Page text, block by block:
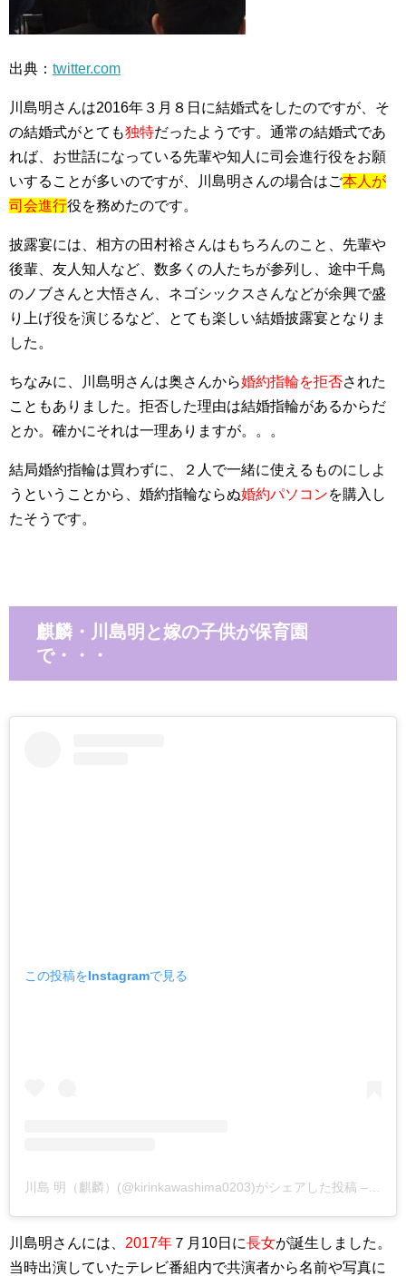
出典： twitter.com
川島明さんは2016年３月８日に結婚式をしたのですが、そ
の結婚式がとても独特だったようです。通常の結婚式であ
れば、お世話になっている先輩や知人に司会進行役をお願
いすることが多いのですが、川島明さんの場合はご本人が
司会進行役を務めたのです。
披露宴には、相方の田村裕さんはもちろんのこと、先輩や
後輩、友人知人など、数多くの人たちが参列し、途中千鳥
のノブさんと大悟さん、ネゴシックスさんなどが余興で盛
り上げ役を演じるなど、とても楽しい結婚披露宴となりま
した。
ちなみに、川島明さんは奥さんから婚約指輪を拒否された
こともありました。拒否した理由は結婚指輪があるからだ
とか。確かにそれは一理ありますが。。。
結局婚約指輪は買わずに、２人で一緒に使えるものにしよ
うということから、婚約指輪ならぬ婚約パソコンを購入し
たそうです。
麒麟・川島明と嫁の子供が保育園
で・・・
この投稿をInstagramで見る
川島明さんには、 2017年 ７月10日に長女が誕生しました。
当時出演していたテレビ番組内で共演者から名前や写真に